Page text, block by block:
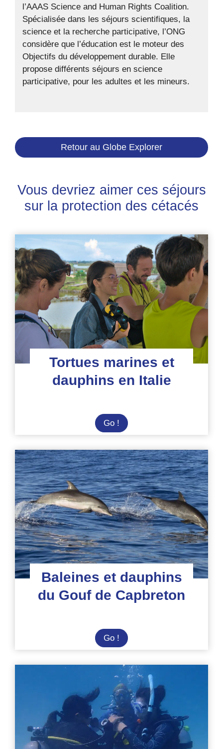
l’AAAS Science and Human Rights Coalition.
Spécialisée dans les séjours scientifiques, la
science et la recherche participative, l’ONG
considère que l’éducation est le moteur des
Objectifs du développement durable. Elle
propose différents séjours en science
participative, pour les adultes et les mineurs.
Retour au Globe Explorer
Vous devriez aimer ces séjours
sur la protection des cétacés
Tortues marines et
dauphins en Italie
Go ! Tortues
marines
dauphins
en
Italie
Baleines et dauphins
du Gouf de Capbreton
Go ! Baleines
et
dauphins
du
Gouf
de
Capbreton